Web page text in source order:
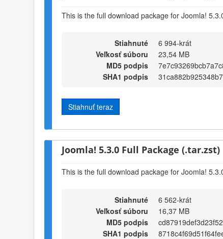
This is the full download package for Joomla!
Stiahnuté
6 994-krát
Veľkosť súboru
23,54 MB
MD5 podpis
SHA1 podpis
Stiahnuť teraz
Joomla! 5.3.0 Full Package (.tar.zst)
This is the full download package for Joomla!
Stiahnuté
6 562-krát
Veľkosť súboru
16,37 MB
MD5 podpis
SHA1 podpis